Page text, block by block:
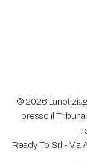
© 2026
presso il
Ready To Srl - Via